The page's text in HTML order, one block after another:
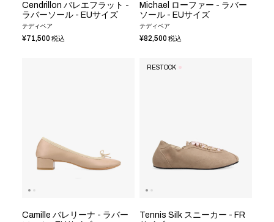
Cendrillon バレエフラット -
ラバーソール - EUサイズ
テディベア
¥71,500 税込
Michael ローファー - ラバー
ソール - EUサイズ
テディベア
¥82,500 税込
Camille バレリーナ - ラバー
RESTOCK
Tennis Silk スニーカー - FR